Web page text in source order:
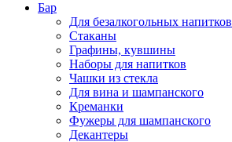
Бар
Для безалкогольных напитков
Стаканы
Графины, кувшины
Наборы для напитков
Чашки из стекла
Для вина и шампанского
Креманки
Фужеры для шампанского
Декантеры